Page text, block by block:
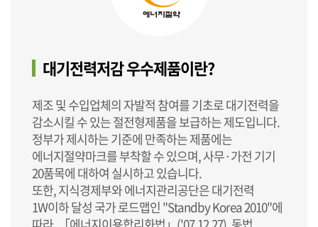
대기전력저감 우수제품이란?
제조 및 수입업체의 자발적 참여를 기초로 대기전력을
감소시킬 수 있는 절전형제품을 보급하는 제도입니다.
정부가 제시하는 기준에 만족하는 제품에는
에너지절약마크를 부착할 수 있으며, 사무·가전 기기
20품목에 대하여 실시하고 있습니다.
또한, 지식경제부와 에너지관리공단은 대기전력
1W이하 달성 국가 로드맵인 "Standby Korea 2010"에